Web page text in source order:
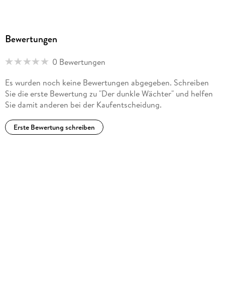
Bewertungen
0 Bewertungen
Es wurden noch keine Bewertungen abgegeben. Schreiben
Sie die erste Bewertung zu "Der dunkle Wächter" und helfen
Sie damit anderen bei der Kaufentscheidung.
Erste Bewertung schreiben